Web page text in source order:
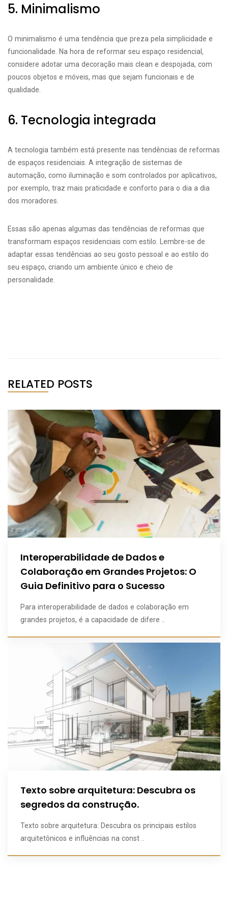
5. Minimalismo
O minimalismo é uma tendência que preza pela simplicidade e
funcionalidade. Na hora de reformar seu espaço residencial,
considere adotar uma decoração mais clean e despojada, com
poucos objetos e móveis, mas que sejam funcionais e de
qualidade.
6. Tecnologia integrada
A tecnologia também está presente nas tendências de reformas
de espaços residenciais. A integração de sistemas de
automação, como iluminação e som controlados por aplicativos,
por exemplo, traz mais praticidade e conforto para o dia a dia
dos moradores.
Essas são apenas algumas das tendências de reformas que
transformam espaços residenciais com estilo. Lembre-se de
adaptar essas tendências ao seu gosto pessoal e ao estilo do
seu espaço, criando um ambiente único e cheio de
personalidade.
RELATED POSTS
Interoperabilidade de Dados e
Colaboração em Grandes Projetos: O
Guia Definitivo para o Sucesso
Para interoperabilidade de dados e colaboração em
grandes projetos, é a capacidade de difere ..
Texto sobre arquitetura: Descubra os
segredos da construção.
Texto sobre arquitetura: Descubra os principais estilos
arquitetônicos e influências na const ..